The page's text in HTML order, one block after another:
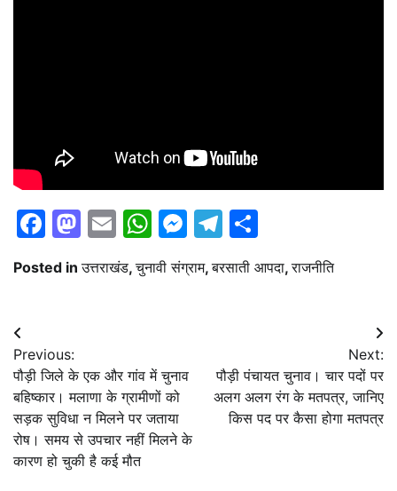
Facebook
Mastodon
EmailWhatsApp
Messenger
Telegram
Posted inउत्तराखंड,चुनावी संग्राम,बरसाती आपदा,राजनीति
Post
navigation
Previous:
पौड़ी जिले के एक और गांव में चुनाव
बहिष्कार। मलाणा के ग्रामीणों को
सड़क सुविधा न मिलने पर जताया
रोष। समय से उपचार नहीं मिलने के
कारण हो चुकी है कई मौत
Next:
पौड़ी पंचायत चुनाव। चार पदों पर
अलग अलग रंग के मतपत्र, जानिए
किस पद पर कैसा होगा मतपत्र